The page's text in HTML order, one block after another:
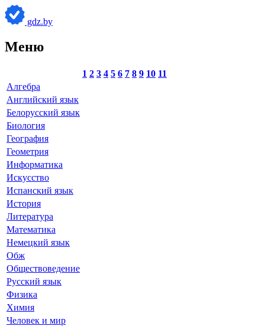
gdz.by
Меню
1 2 3 4 5 6 7 8 9 10 11
Алгебра
Английский язык
Белорусский язык
Биология
География
Геометрия
Информатика
Искусство
Испанский язык
История
Литература
Математика
Немецкий язык
Обж
Обществоведение
Русский язык
Физика
Химия
Человек и мир